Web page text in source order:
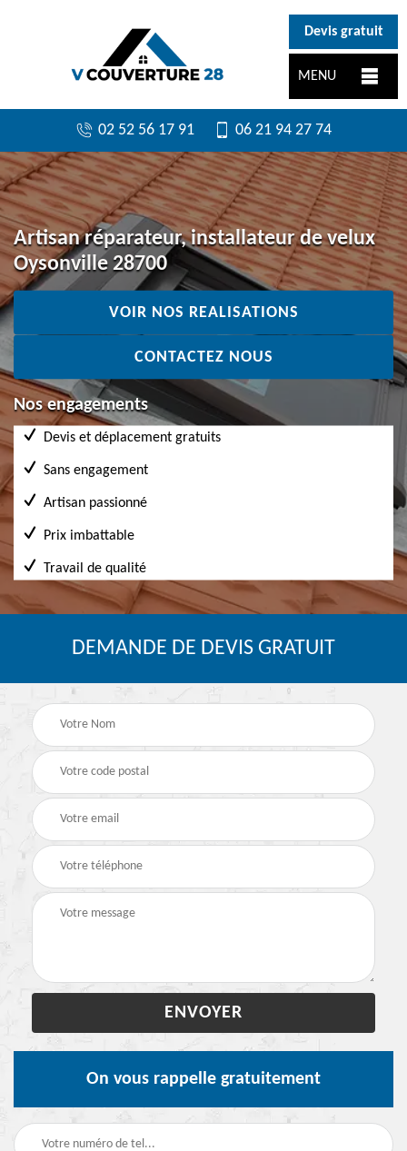
Devis gratuit
MENU
02 52 56 17 91 06 21 94 27 74
Artisan réparateur, installateur de velux
Oysonville 28700
VOIR NOS REALISATIONS
CONTACTEZ NOUS
Nos engagements
Devis et déplacement gratuits
Sans engagement
Artisan passionné
Prix imbattable
Travail de qualité
DEMANDE DE DEVIS GRATUIT
On vous rappelle gratuitement